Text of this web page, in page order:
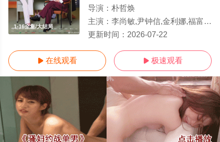
1-16全集/大结局
导演： 朴哲焕
主演： 李尚敏,尹钟信,金利娜,福富月,金相佑
更新时间： 2026-07-22
 在线观看  极速观看